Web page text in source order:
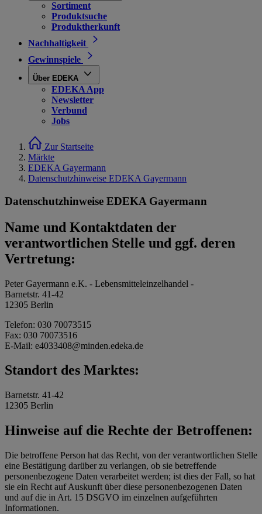
Sortiment
Produktsuche
Produktherkunft
Nachhaltigkeit
Gewinnspiele
Über EDEKA
EDEKA App
Newsletter
Verbund
Jobs
Zur Startseite
Märkte
EDEKA Gayermann
Datenschutzhinweise EDEKA Gayermann
Datenschutzhinweise EDEKA Gayermann
Name und Kontaktdaten der
verantwortlichen Stelle und ggf. deren
Vertretung:
Peter Gayermann e.K. - Lebensmitteleinzelhandel -
Barnetstr. 41-42
12305 Berlin
Telefon: 030 70073515
Fax: 030 70073516
E-Mail: e4033408@minden.edeka.de
Standort des Marktes:
Barnetstr. 41-42
12305 Berlin
Hinweise auf die Rechte der Betroffenen:
Die betroffene Person hat das Recht, von der verantwortlichen Stelle
eine Bestätigung darüber zu verlangen, ob sie betreffende
personenbezogene Daten verarbeitet werden; ist dies der Fall, so hat
sie ein Recht auf Auskunft über diese personenbezogenen Daten
und auf die in Art. 15 DSGVO im einzelnen aufgeführten
Informationen.